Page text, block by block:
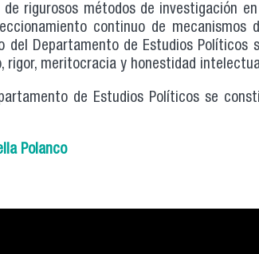
rigurosos métodos de investigación
continuo de mecanismos
del Departamento de Estudios
rigor, meritocracia y honestidad
de Estudios Políticos se
Polanco